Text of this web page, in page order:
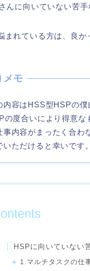
んに向いていない苦
まれている方は、良
内容はHSS型HSPの
の度合いにより得意な
事内容がまったく合わ
いただけると幸いです。
HSPに向いていない
1.マルチタスクの仕